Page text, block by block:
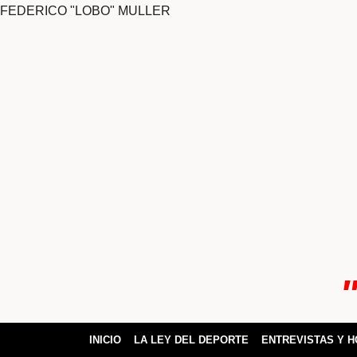
FEDERICO "LOBO" MULLER
INICIO LA LEY DEL DEPORTE ENTREVISTAS Y